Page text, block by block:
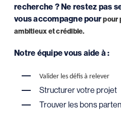
recherche ?Ne restez pas
vous accompagne pourpour
ambitieux et crédible.
Notre équipe vous aide à :
Valider les défis à relever
Structurer votre projet
Trouver les bons